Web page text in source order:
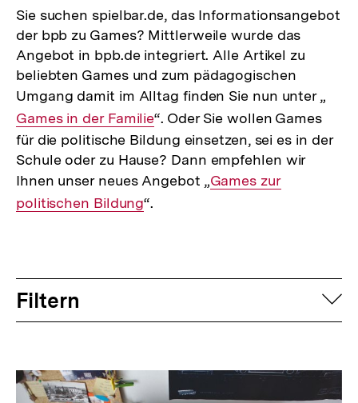
Sie suchen spielbar.de, das Informationsangebot
der bpb zu Games? Mittlerweile wurde das
Angebot in bpb.de integriert. Alle Artikel zu
beliebten Games und zum pädagogischen
Umgang damit im Alltag finden Sie nun unter „
Games in der Familie“. Oder Sie wollen Games
für die politische Bildung einsetzen, sei es in der
Schule oder zu Hause? Dann empfehlen wir
Ihnen unser neues Angebot „Interner
Games zur
politischen Bildung“.
Filtern